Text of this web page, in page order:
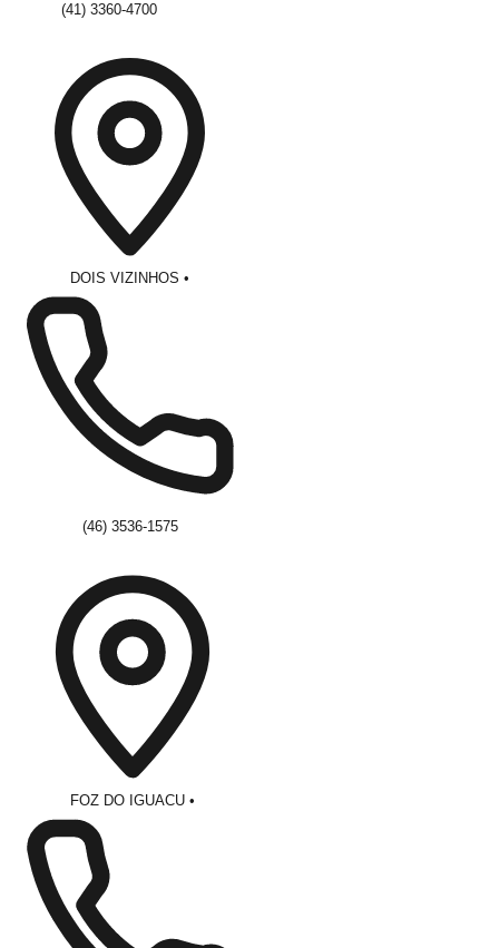
(41) 3360-4700
DOIS VIZINHOS •
(46) 3536-1575
FOZ DO IGUACU •